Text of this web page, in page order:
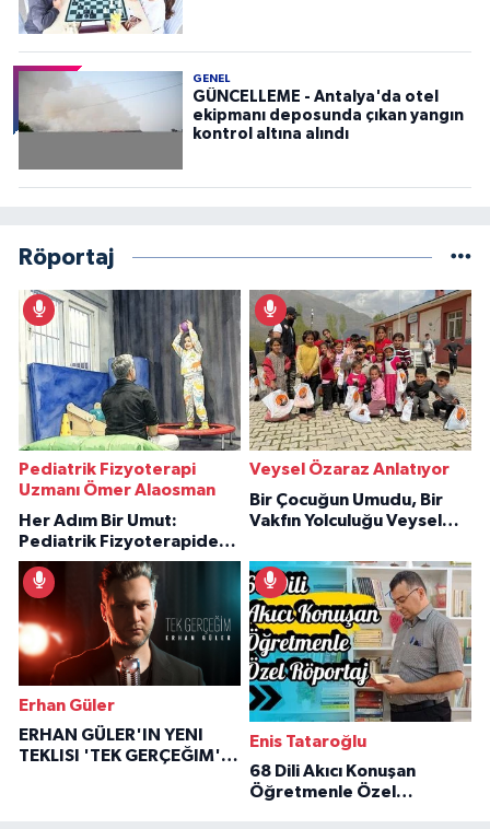
GENEL
GÜNCELLEME - Antalya'da otel
ekipmanı deposunda çıkan yangın
kontrol altına alındı
Röportaj
Pediatrik Fizyoterapi
Uzmanı Ömer Alaosman
Her Adım Bir Umut:
Pediatrik Fizyoterapiden
İlham Veren Hikâyeler
Veysel Özaraz Anlatıyor
Bir Çocuğun Umudu, Bir
Vakfın Yolculuğu Veysel
Erhan Güler
ERHAN GÜLER'IN YENI
TEKLISI 'TEK GERÇEĞIM'LE
Enis Tataroğlu
68 Dili Akıcı Konuşan
Öğretmenle Özel